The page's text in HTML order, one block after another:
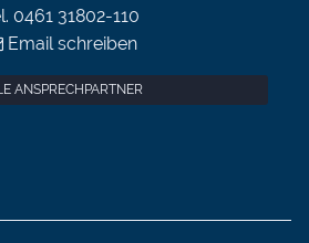
0461 31802-110
Email schreiben
ANSPRECHPARTNER